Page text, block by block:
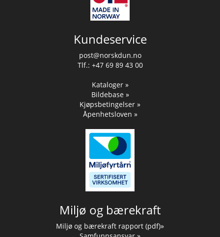
Kundeservice
post@norskdun.no
Tlf.: +47 69 89 43 00
Kataloger »
Bildebase »
Kjøpsbetingelser »
Åpenhetsloven »
Miljø og bærekraft
Miljø og bærekraft rapport (pdf)»